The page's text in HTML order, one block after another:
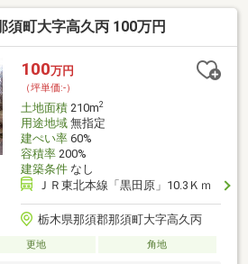
須町大字高久丙 100万円
100万円
（坪単価:-）
土地面積210m2
用途地域無指定
建ぺい率60%
容積率200%
建築条件なし
ＪＲ東北本線「黒田原」10.3Ｋｍ
栃木県那須郡那須町大字高久丙
更地 角地